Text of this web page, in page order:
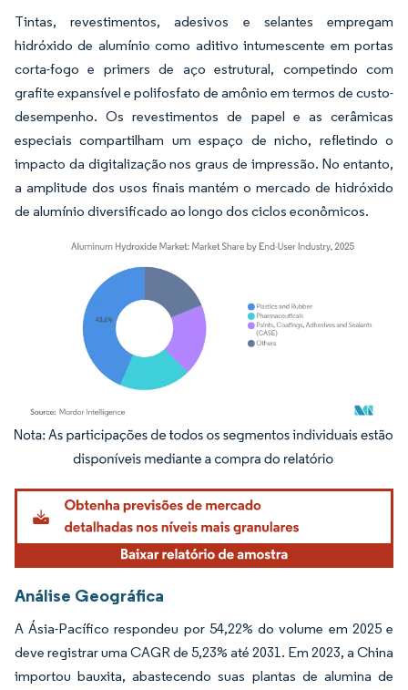
Tintas, revestimentos, adesivos e selantes empregam
hidróxido de alumínio como aditivo intumescente em portas
corta-fogo e primers de aço estrutural, competindo com
grafite expansível e polifosfato de amônio em termos de custo-
desempenho. Os revestimentos de papel e as cerâmicas
especiais compartilham um espaço de nicho, refletindo o
impacto da digitalização nos graus de impressão. No entanto,
a amplitude dos usos finais mantém o mercado de hidróxido
de alumínio diversificado ao longo dos ciclos econômicos.
Imagem © Mordor Intelligence. O reuso requer atribuição conforme CC BY 4.0.
Análise Geográfica
A Ásia-Pacífico respondeu por 54,22% do volume em 2025 e
deve registrar uma CAGR de 5,23% até 2031. Em 2023, a China
importou bauxita, abastecendo suas plantas de alumina de